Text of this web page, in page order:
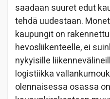
saadaan suuret edut
tehdä uudestaan.
kaupungit on
hevosliikenteelle, ei
nykyisille
logistiikka
olennaisessa osassa